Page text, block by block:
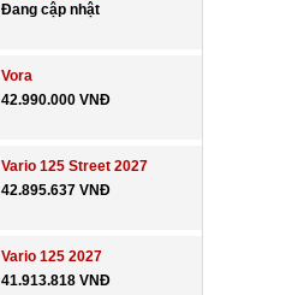
Đang cập nhật
Vora
42.990.000 VNĐ
Vario 125 Street 2027
42.895.637 VNĐ
Vario 125 2027
41.913.818 VNĐ